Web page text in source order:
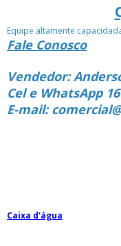
Equipe altamente
Fale Conosco
Vendedor:
Cel e WhatsApp
E-mail:
Caixa d'água